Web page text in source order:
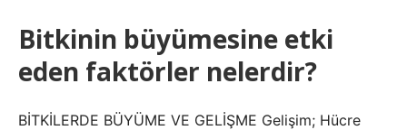
Bitkinin büyümesine etki
eden faktörler nelerdir?
BİTKİLERDE BÜYÜME VE GELİŞME Gelişim; Hücre